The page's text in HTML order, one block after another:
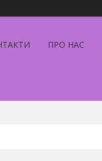
ПРО НАС